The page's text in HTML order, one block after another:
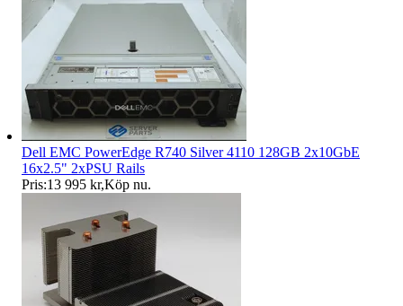
Dell EMC PowerEdge R740 Silver 4110 128GB 2x10GbE
16x2.5" 2xPSU Rails
Pris:13 995 kr,Köp nu.